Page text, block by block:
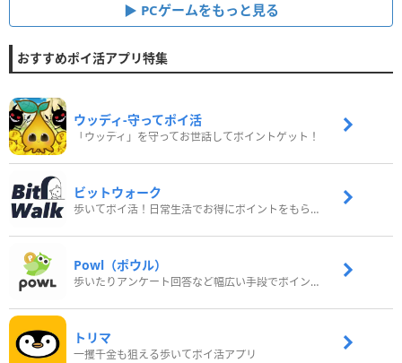
PCゲームをもっと見る
おすすめポイ活アプリ特集
ウッディ‐守ってポイ活
「ウッディ」を守ってお世話してポイントゲット！
ビットウォーク
歩いてポイ活！日常生活でお得にポイントをもらおう
Powl（ポウル）
歩いたりアンケート回答など幅広い手段でポイントをゲット
トリマ
一攫千金も狙える歩いてポイ活アプリ